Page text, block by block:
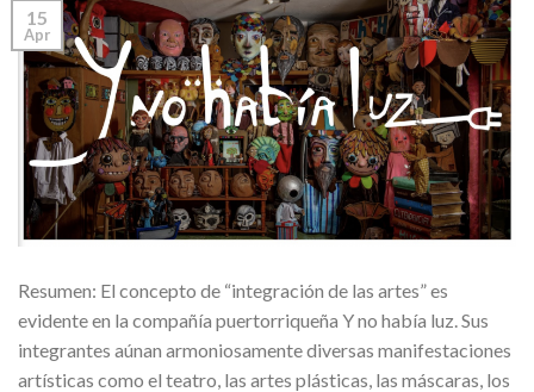
15
Apr
Resumen: El concepto de “integración de las artes” es
evidente en la compañía puertorriqueña Y no había luz. Sus
integrantes aúnan armoniosamente diversas manifestaciones
artísticas como el teatro, las artes plásticas, las máscaras, los